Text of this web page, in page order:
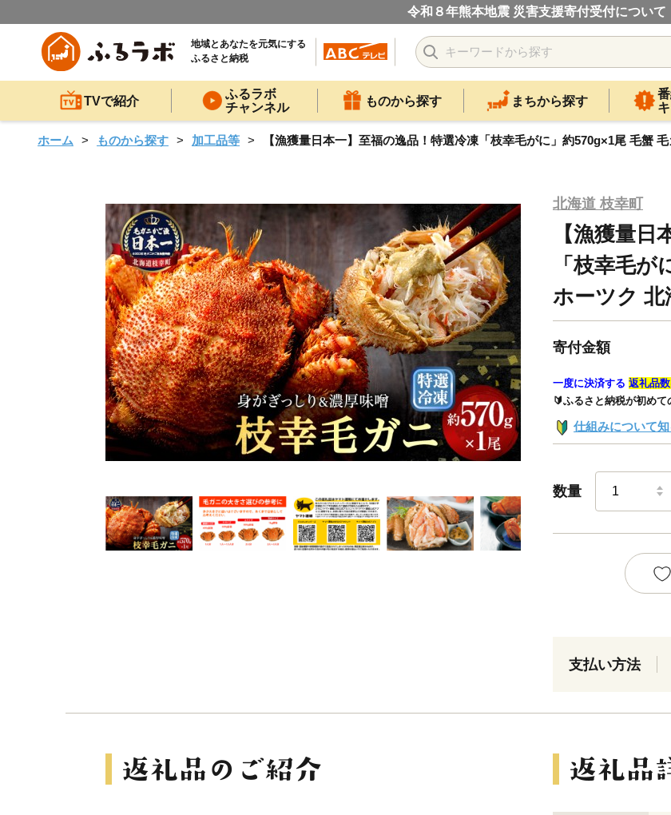
令和８年熊本地震 災害支援寄付受付について
地域とあなたを元気にする
ふるさと納税
TVで紹介
ふるラボ
チャンネル
ものから探す まちから探す
ホーム ものから探す 加工品等 【漁獲量日本一】至福の逸品！特選冷凍「枝幸毛がに」約570g×1尾 毛蟹
北海道 枝幸町
【漁獲量
「枝幸毛
ホーツク 北
寄付金額
一度に決済する 返礼品
🔰ふるさと納税が初め
仕組みについて知
数量
支払い方法